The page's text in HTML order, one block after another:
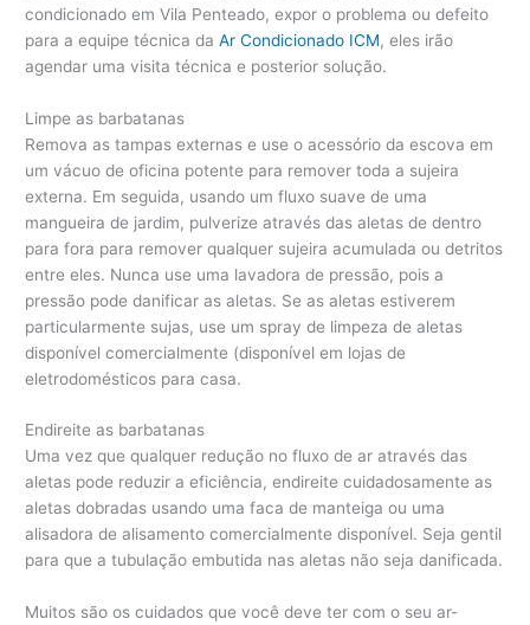
condicionado em Vila Penteado, expor o problema ou defeito
para a equipe técnica daAr Condicionado ICM, eles irão
agendar uma visita técnica e posterior solução.
Limpe as barbatanas
Remova as tampas externas e use o acessório da escova em
um vácuo de oficina potente para remover toda a sujeira
externa. Em seguida, usando um fluxo suave de uma
mangueira de jardim, pulverize através das aletas de dentro
para fora para remover qualquer sujeira acumulada ou detritos
entre eles. Nunca use uma lavadora de pressão, pois a
pressão pode danificar as aletas. Se as aletas estiverem
particularmente sujas, use um spray de limpeza de aletas
disponível comercialmente (disponível em lojas de
eletrodomésticos para casa.
Endireite as barbatanas
Uma vez que qualquer redução no fluxo de ar através das
aletas pode reduzir a eficiência, endireite cuidadosamente as
aletas dobradas usando uma faca de manteiga ou uma
alisadora de alisamento comercialmente disponível. Seja gentil
para que a tubulação embutida nas aletas não seja danificada.
Muitos são os cuidados que você deve ter com o seu ar-